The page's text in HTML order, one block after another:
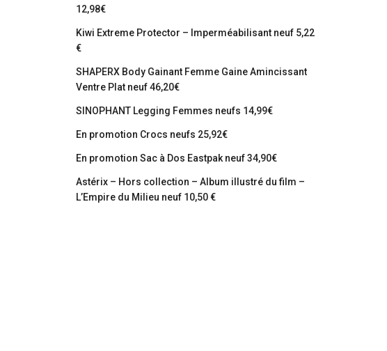
12,98€
Kiwi Extreme Protector – Imperméabilisant neuf 5,22
€
SHAPERX Body Gainant Femme Gaine Amincissant
Ventre Plat neuf 46,20€
SINOPHANT Legging Femmes neufs 14,99€
En promotion Crocs neufs 25,92€
En promotion Sac à Dos Eastpak neuf 34,90€
Astérix – Hors collection – Album illustré du film –
L’Empire du Milieu neuf 10,50 €